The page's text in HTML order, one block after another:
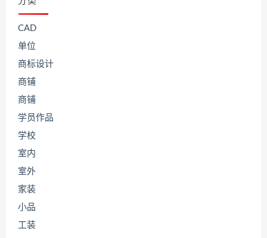
CAD
单位
商标设计
商铺
商铺
学员作品
学校
室内
室外
家装
小品
工装